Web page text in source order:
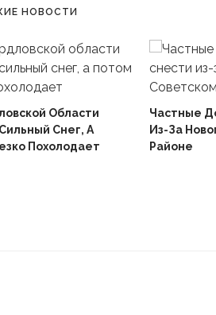
НОВОСТИ
Области
Снег, А
Похолодает
Частные
Из-За
Районе